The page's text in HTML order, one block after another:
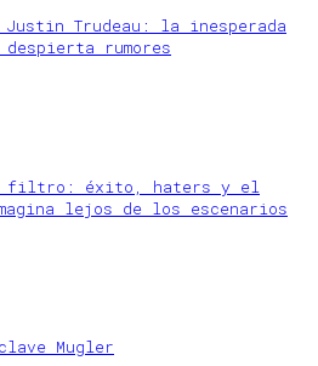
Trudeau: la inesperada
rumores
filtro: éxito, haters y el
lejos de los escenarios
Mugler